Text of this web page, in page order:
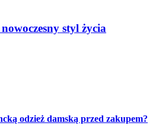
styl życia
odzież damską przed zakupem?